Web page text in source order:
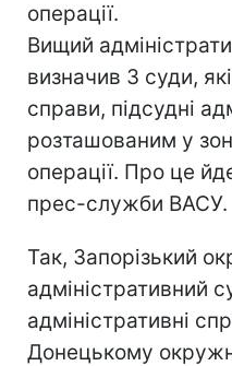
операції.
Вищий
визначив 3 суди,
справи, підсудні
розташованим у
операції. Про це
прес-служби ВАСУ.
Так, Запорізький
адміністративний
адміністративні
Донецькому